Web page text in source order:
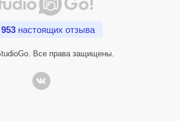
настоящих отзыва
Все права защищены.